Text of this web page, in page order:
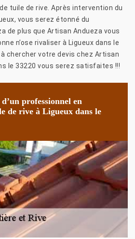
tuile de rive. Après intervention du
vous serez étonné du
de plus que Artisan Andueza vous
n’ose rivaliser à Ligueux dans le
à chercher votre devis chez Artisan
le 33220 vous serez satisfaites !!!
professionnel en
de rive à Ligueux dans le